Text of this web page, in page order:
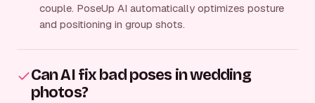
couple. PoseUp AI automatically optimizes posture
and positioning in group shots.
Can AI fix bad poses in wedding
photos?